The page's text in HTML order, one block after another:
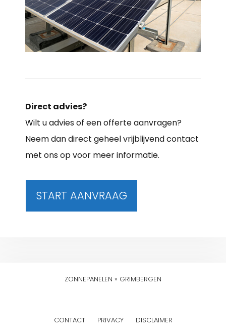
Direct advies?
Wilt u advies of een offerte aanvragen?
Neem dan direct geheel vrijblijvend contact
met ons op voor meer informatie.
START AANVRAAG
ZONNEPANELEN » GRIMBERGEN
CONTACT PRIVACY DISCLAIMER